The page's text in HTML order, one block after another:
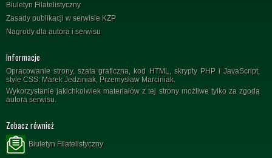
Biuletyn Filatelistyczny
Zasady publikacji w serwisie KZP
Nagrody dla autora i serwisu
Informacje
Opracowanie strony, szata graficzna, kod HTML, skrypty PHP i JavaScript,
style CSS: Marek Jedziniak, Przemysław Marciniak.
Wykorzystanie jakichkolwiek materiałów z tej strony możliwe tylko za zgodą
autora serwisu.
Zobacz również
Biuletyn Filatelistyczny